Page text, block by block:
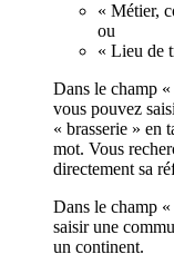
« Métier,
ou
« Lieu de
Dans le champ
vous pouvez
« brasserie » en
mot. Vous
directement sa
Dans le champ
saisir une
un continent.